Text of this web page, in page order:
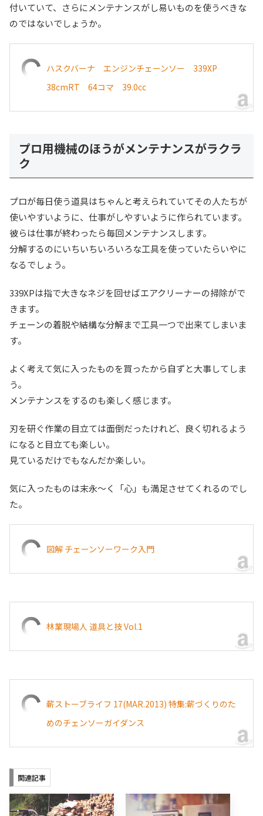
付いていて、さらにメンテナンスがし易いものを使うべきな
のではないでしょうか。
ハスクバーナ エンジンチェーンソー 339XP
38cmRT 64コマ 39.0cc
プロ用機械のほうがメンテナンスがラクラ
ク
プロが毎日使う道具はちゃんと考えられていてその人たちが
使いやすいように、仕事がしやすいように作られています。
彼らは仕事が終わったら毎回メンテナンスします。
分解するのにいちいちいろいろな工具を使っていたらいやに
なるでしょう。
339XPは指で大きなネジを回せばエアクリーナーの掃除がで
きます。
チェーンの着脱や結構な分解まで工具一つで出来てしまいま
す。
よく考えて気に入ったものを買ったから自ずと大事してしま
う。
メンテナンスをするのも楽しく感じます。
刃を研ぐ作業の目立ては面倒だったけれど、良く切れるよう
になると目立ても楽しい。
見ているだけでもなんだか楽しい。
気に入ったものは末永～く「心」も満足させてくれるのでし
た。
図解 チェーンソーワーク入門
林業現場人 道具と技 Vol.1
薪ストーブライフ 17(MAR.2013) 特集:薪づくりのた
めのチェンソーガイダンス
関連記事